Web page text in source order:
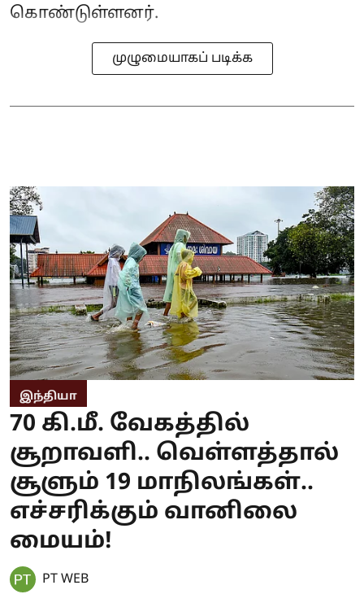
கொண்டுள்ளனர்.
முழுமையாகப் படிக்க
இந்தியா
70 கி.மீ. வேகத்தில்
சூறாவளி.. வெள்ளத்தால்
சூளும் 19 மாநிலங்கள்..
எச்சரிக்கும் வானிலை
மையம்!
PT WEB